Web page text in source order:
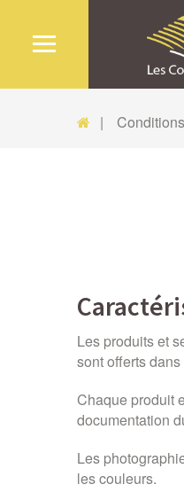
Les produits et
sont offerts
Chaque produit
documentation
Les
les couleurs.